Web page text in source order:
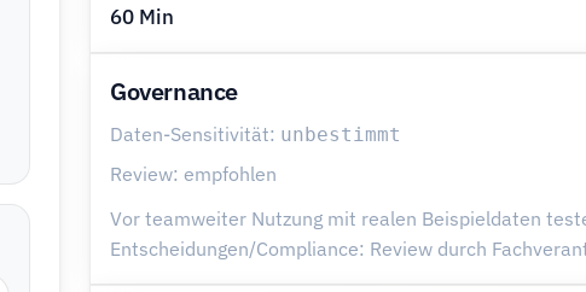
60 Min
Governance
Daten-Sensitivität: unbestimmt
Review: empfohlen
Vor teamweiter Nutzung mit realen Beispieldaten
Entscheidungen/Compliance: Review durch